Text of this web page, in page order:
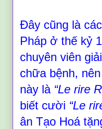
Đây cũng là
Pháp ở thế kỷ
chuyên viên
chữa bệnh,
này là “Le rire
biết cười “Le
ân Tạo Hoá